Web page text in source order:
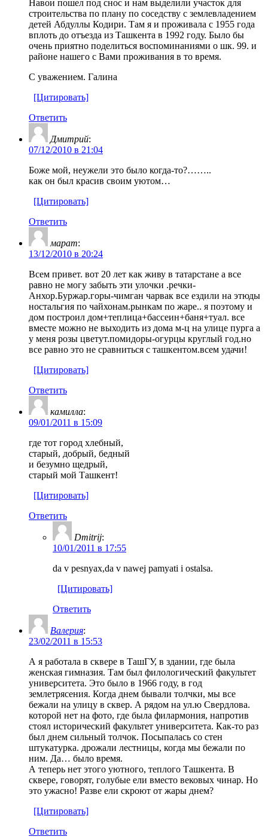
Навои пошел под снос и нам выделили участок для
строительства по плану по соседству с землевладением
детей Абдуллы Кодири. Там я и проживала с 1955 года
вплоть до отъезда из Ташкента в 1992 году. Было бы
очень приятно поделиться воспоминаниями о шк. 99. и
районе нашего с Вами проживания в то время.
С уважением. Галина
[Цитировать]
Ответить
Дмитрий:
07/12/2010 в 21:04
Боже мой, неужели это было когда-то?……..
как он был красив своим уютом…
[Цитировать]
Ответить
марат:
13/12/2010 в 20:24
Всем привет. вот 20 лет как живу в татарстане а все
равно не могу забыть эти улочки .речки-
Анхор.Буржар.горы-чимган чарвак все ездили на этюды
ностальгия по чайхонам.рынкам по жаре.. я поэтому и
дом построил дом+теплица+бассеин+баня+туал. все
вместе можно не выходить из дома м-ц на улице пурга а
у меня розы цветут.помидоры-огурцы круглый год.но
все равно это не сравниться с ташкентом.всем удачи!
[Цитировать]
Ответить
камилла:
09/01/2011 в 15:09
где тот город хлебный,
старый, добрый, бедный
и безумно щедрый,
старый мой Ташкент!
[Цитировать]
Ответить
Dmitrij:
10/01/2011 в 17:55
da v pesnyax,da v nawej pamyati i ostalsa.
[Цитировать]
Ответить
Валерия:
23/02/2011 в 15:53
А я работала в сквере в ТашГУ, в здании, где была
женская гимназия. Там был филологический факультет
университета. Это было в 1966 году, в год
землетрясения. Когда днем бывали толчки, мы все
бежали на улицу в сквер. А рядом на ул.ю Свердлова.
которой нет на фото, где была филармония, напротив
стоял исторический факультет университета. Как-то раз
был днем сильный толчок. Посыпалась со стен
штукатурка. дрожали лестницы, когда мы бежали по
ним. Да… было время.
А теперь нет этого уютного, теплого Ташкента. В
сквере, говорят, голубые ели вместо вековых чинар. Но
это ужасно! Разве ели скроют от жары днем?
[Цитировать]
Ответить